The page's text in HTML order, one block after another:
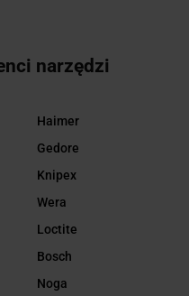
narzędzi
Haimer
Gedore
Knipex
Wera
Loctite
Bosch
Noga